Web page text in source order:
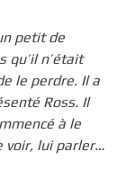
petit de
qu’il n’était
le perdre. Il a
Ross. Il
à le
voir, lui parler…